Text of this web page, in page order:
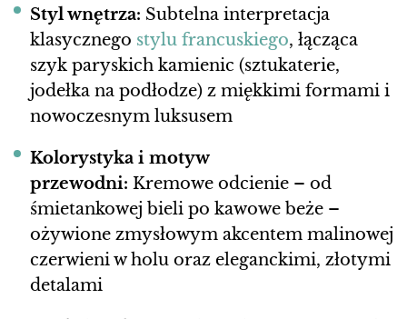
Styl wnętrza: Subtelna interpretacja
klasycznego stylu francuskiego, łącząca
szyk paryskich kamienic (sztukaterie,
jodełka na podłodze) z miękkimi formami i
nowoczesnym luksusem
Kolorystyka i motyw
przewodni: Kremowe odcienie – od
śmietankowej bieli po kawowe beże –
ożywione zmysłowym akcentem malinowej
czerwieni w holu oraz eleganckimi, złotymi
detalami